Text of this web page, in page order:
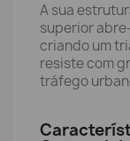
A sua
superior
criando um
resiste com
tráfego